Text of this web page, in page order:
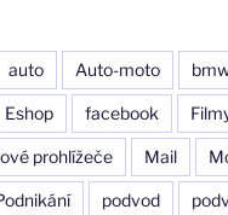
auto Auto-moto
Eshop facebook
prohlížeče Mail
podvod